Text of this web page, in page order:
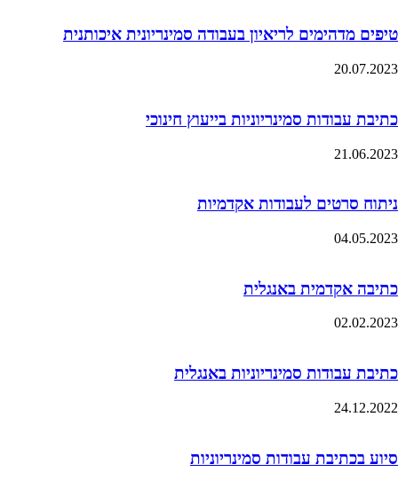
טיפים מדהימים לריאיון בעבודה סמינריונית איכותנית
20.07.2023
כתיבת עבודות סמינריוניות בייעוץ חינוכי
21.06.2023
ניתוח סרטים לעבודות אקדמיות
04.05.2023
כתיבה אקדמית באנגלית
02.02.2023
כתיבת עבודות סמינריוניות באנגלית
24.12.2022
סיוע בכתיבת עבודות סמינריוניות